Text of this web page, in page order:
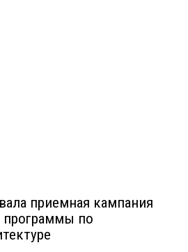
приемная кампания
программы по